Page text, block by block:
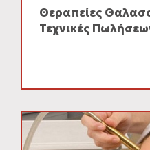
Θεραπείες
Τεχνικές